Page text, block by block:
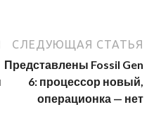
СЛЕДУЮЩАЯ СТАТЬЯ
Представлены Fossil Gen
6: процессор новый,
операционка — нет